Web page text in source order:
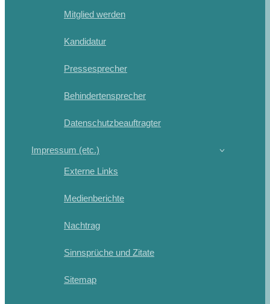
Mitglied werden
Kandidatur
Pressesprecher
Behindertensprecher
Datenschutzbeauftragter
Impressum (etc.)
Externe Links
Medienberichte
Nachtrag
Sinnsprüche und Zitate
Sitemap